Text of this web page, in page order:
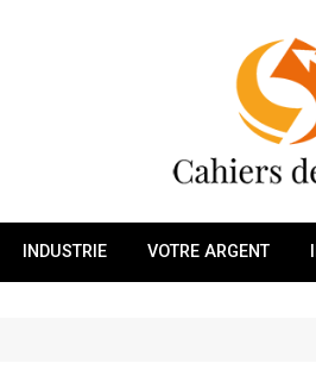
INDUSTRIE VOTRE ARGENT